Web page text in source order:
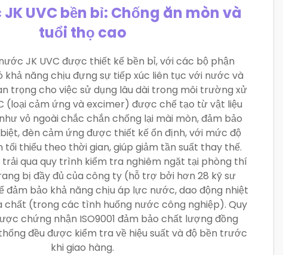
UVC bền bỉ: Chống ăn mòn và
tuổi thọ cao
JK UVC được thiết kế bền bỉ, với các bộ phận
khả năng chịu đựng sự tiếp xúc liên tục với nước và
trọng cho việc sử dụng lâu dài trong môi trường xử
(loại cảm ứng và excimer) được chế tạo từ vật liệu
vỏ ngoài chắc chắn chống lại mài mòn, đảm bảo
đèn cảm ứng được thiết kế ổn định, với mức độ
tối thiểu theo thời gian, giúp giảm tần suất thay thế.
qua quy trình kiểm tra nghiêm ngặt tại phòng thí
bị đầy đủ của công ty (hỗ trợ bởi hơn 28 kỹ sư
đảm bảo khả năng chịu áp lực nước, dao động nhiệt
chất (trong các tình huống nước công nghiệp). Quy
chứng nhận ISO9001 đảm bảo chất lượng đồng
đều được kiểm tra về hiệu suất và độ bền trước
khi giao hàng.